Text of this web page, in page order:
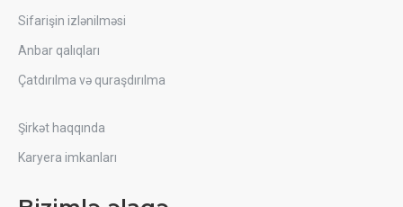
Sifarişin izlənilməsi
Anbar qalıqları
Çatdırılma və quraşdırılma
Şirkət haqqında
Karyera imkanları